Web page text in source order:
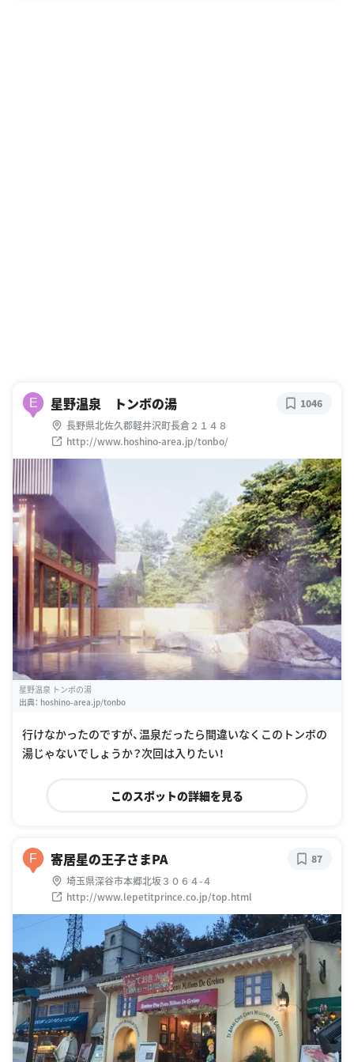
E 星野温泉 トンボの湯
長野県北佐久郡軽井沢町長倉２１４８
http://www.hoshino-area.jp/tonbo/
1046
星野温泉 トンボの湯
出典： hoshino-area.jp/tonbo
行けなかったのですが、温泉だったら間違いなくこのトンボの
湯じゃないでしょうか？次回は入りたい！
このスポットの詳細を見る
F 寄居星の王子さまPA
埼玉県深谷市本郷北坂３０６４-４
http://www.lepetitprince.co.jp/top.html
87